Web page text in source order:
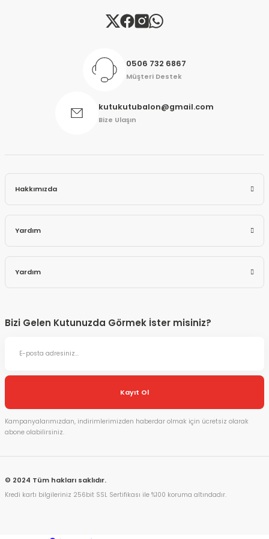
Gönder
0506 732 6867
Müşteri Destek
kutukutubalon@gmail.com
Bize Ulaşın
Hakkımızda
Yardım
Yardım
Bizi Gelen Kutunuzda Görmek İster misiniz?
Kayıt Ol
Kampanyalarımızdan, indirimlerimizden haberdar olmak için ücretsiz olarak
abone olabilirsiniz.
© 2024 Tüm hakları saklıdır.
Kredi kartı bilgileriniz 256bit SSL Sertifikası ile %100 koruma altındadır.